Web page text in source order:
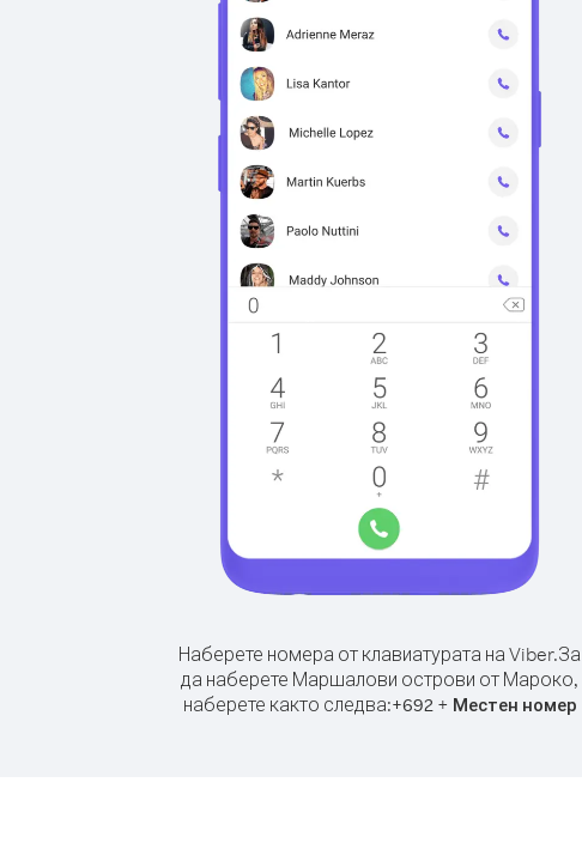
Наберете номера от клавиатурата на Viber.За
да наберете Маршалови острови от Мароко,
наберете както следва:+692+ Местен номер